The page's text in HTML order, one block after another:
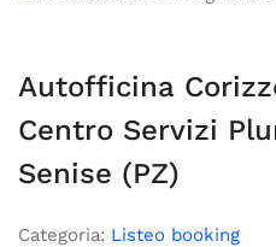
Autofficina
Centro Servizi
Senise (PZ)
Categoria: Listeo booking